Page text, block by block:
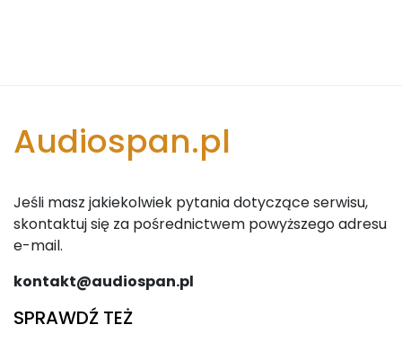
Audiospan.pl
Jeśli masz jakiekolwiek pytania dotyczące serwisu,
skontaktuj się za pośrednictwem powyższego adresu
e-mail.
kontakt@audiospan.pl
SPRAWDŹ TEŻ